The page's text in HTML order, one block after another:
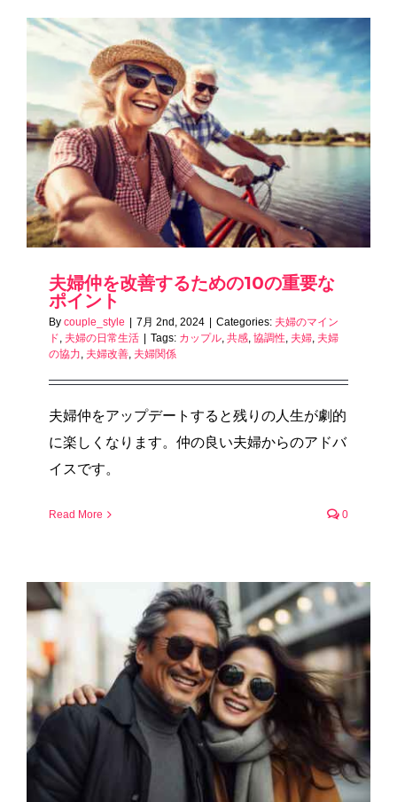
夫婦仲を改善するための10の重要な
ポイント
By couple_style 7月 2nd, 2024 Categories: 夫婦のマイン
ド, 夫婦の日常生活 Tags: カップル, 共感, 協調性, 夫婦, 夫婦
の協力, 夫婦改善, 夫婦関係
夫婦仲をアップデートすると残りの人生が劇的
に楽しくなります。仲の良い夫婦からのアドバ
イスです。
Read More 0